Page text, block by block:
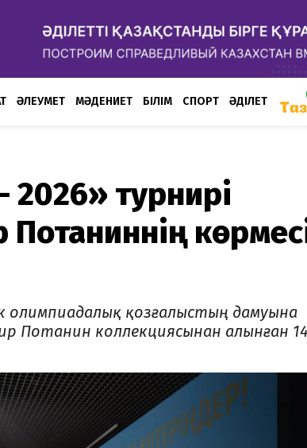
ӘЛЕУМЕТ МӘДЕНИЕТ БІЛІМ СПОРТ ӘДІЛЕТ
турнирі
олимпиадалық қозғалыстың дамуына
Потанин коллекциясынан алынған